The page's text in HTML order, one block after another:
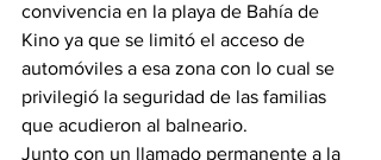
convivencia en la playa de Bahía de
Kino ya que se limitó el acceso de
automóviles a esa zona con lo cual se
privilegió la seguridad de las familias
que acudieron al balneario.
Junto con un llamado permanente a la